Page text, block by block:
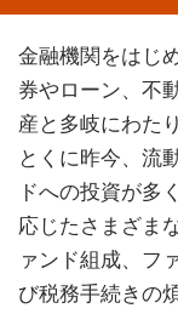
金融機関をはじ
券やローン、不
産と多岐にわた
とくに昨今、流
ドへの投資が多
応じたさまざま
ァンド組成、フ
び税務手続きの